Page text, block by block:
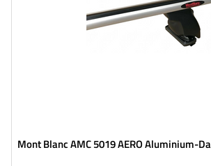
Mont Blanc AMC 5019 AERO Aluminium-